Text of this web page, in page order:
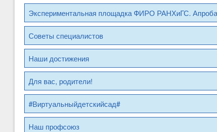
Экспериментальная площадка ФИРО РАНХиГС.
Советы специалистов
Наши достижения
Для вас, родители!
#Виртуальныйдетскийсад#
Наш профсоюз